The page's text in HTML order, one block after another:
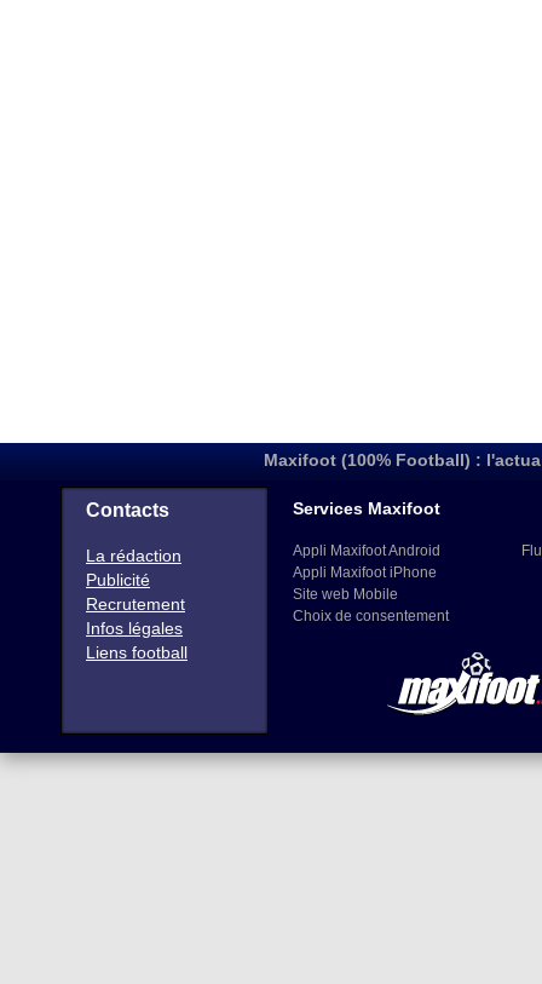
Maxifoot (100% Football) :
Contacts
La rédaction
Publicité
Recrutement
Infos légales
Liens football
Services Maxifoot
Appli Maxifoot Android
Appli Maxifoot iPhone
Site web Mobile
Choix de consentement